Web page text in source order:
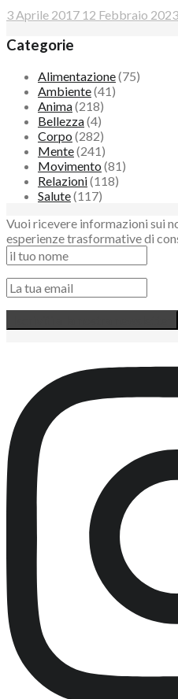
3 Aprile 2017 12 Febbraio 2023
Categorie
Alimentazione(75)
Ambiente(41)
Anima(218)
Bellezza(4)
Corpo (282)
Mente(241)
Movimento (81)
Relazioni(118)
Salute(117)
Vuoi ricevere informazioni sui
esperienze trasformative di